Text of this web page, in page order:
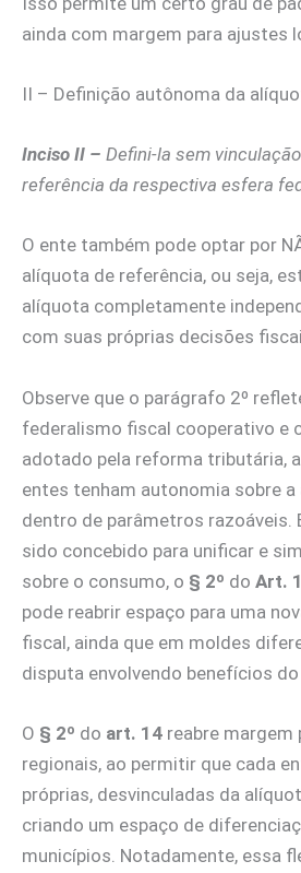
ainda com margem para ajustes
II – Definição autônoma da
Inciso II – Defini-la sem vinculação
referência da respectiva esfera
O ente também pode optar por
alíquota de referência, ou seja,
alíquota completamente
com suas próprias decisões
Observe que o parágrafo 2º
federalismo fiscal cooperativo e
adotado pela reforma tributária,
entes tenham autonomia sobre a
dentro de parâmetros razoáveis.
sido concebido para unificar e
sobre o consumo, o § 2º do Art.
pode reabrir espaço para uma
fiscal, ainda que em moldes
disputa envolvendo benefícios do
O § 2º do art. 14 reabre margem
regionais, ao permitir que cada
próprias, desvinculadas da
criando um espaço de
municípios. Notadamente, essa